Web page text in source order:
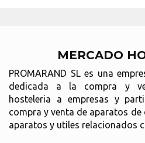
MERCADO
PROMARAND SL es una
dedicada a la compra y
hosteleria a empresas y
compra y venta de aparatos
aparatos y utiles relacionados